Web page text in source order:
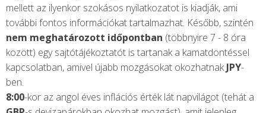
mellett az ilyenkor szokásos nyilatkozatot is kiadják, ami
további fontos információkat tartalmazhat. Később, szintén
nem meghatározott időpontban (többnyire 7 - 8 óra
között) egy sajtótájékoztatót is tartanak a kamatdöntéssel
kapcsolatban, amivel újabb mozgásokat okozhatnakJPY-
ben.
8:00-kor az angol éves inflációs érték lát napvilágot (tehát a